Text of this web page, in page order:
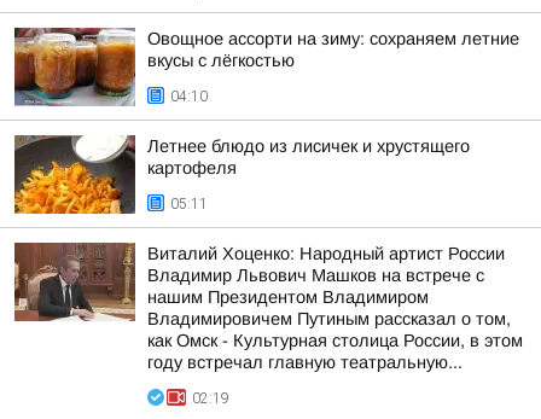
Овощное ассорти на зиму: сохраняем летние
вкусы с лёгкостью
04:10
Летнее блюдо из лисичек и хрустящего
картофеля
05:11
Виталий Хоценко: Народный артист России
Владимир Львович Машков на встрече с
нашим Президентом Владимиром
Владимировичем Путиным рассказал о том,
как Омск - Культурная столица России, в этом
году встречал главную театральную...
02:19